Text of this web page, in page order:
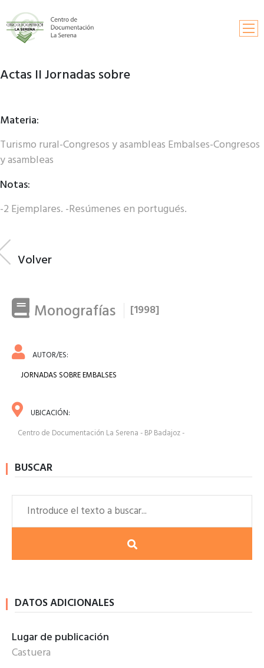
Inicio
Información y contactos
Solicitud de publicaciones
Fondos documentales
Actas II Jornadas sobre
Materia:
Turismo rural-Congresos y asambleas Embalses-Congresos
y asambleas
Notas:
-2 Ejemplares. -Resúmenes en portugués.
Volver
Monografías [1998]
AUTOR/ES:
JORNADAS SOBRE EMBALSES
UBICACIÓN:
Centro de Documentación La Serena - BP Badajoz -
BUSCAR
DATOS ADICIONALES
Lugar de publicación
Castuera